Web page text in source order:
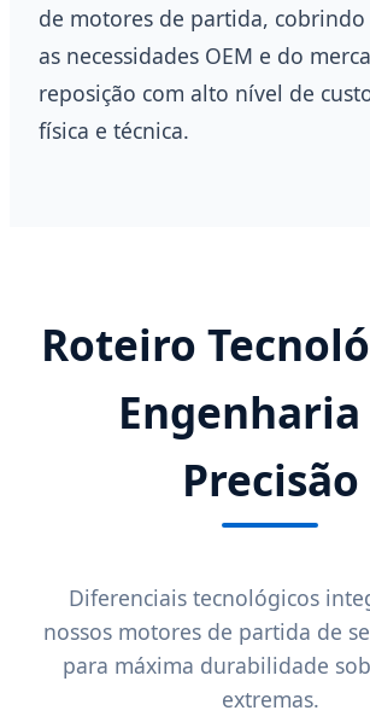
de motores de partida, cobrindo
as necessidades OEM e do
reposição com alto nível de
física e técnica.
Roteiro
Engenharia
Precisão
Diferenciais tecnológicos
nossos motores de partida de
para máxima durabilidade
extremas.